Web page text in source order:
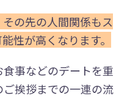
の先の人間関係もス
性が高くなります。
事などのデートを重
挨拶までの一連の流